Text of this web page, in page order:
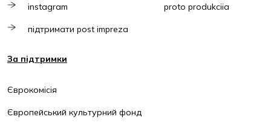
instagram
підтримати post impreza
proto produkciia
За підтримки
Єврокомісія
Європейський культурний фонд